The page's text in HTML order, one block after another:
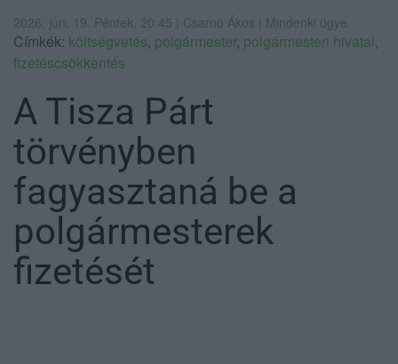
2026. jún. 19. Péntek, 20:45 | Csarnó Ákos | Mindenki ügye
Címkék: költségvetés, polgármester, polgármesteri hivatal,
fizetéscsökkentés
A Tisza Párt
törvényben
fagyasztaná be a
polgármesterek
fizetését